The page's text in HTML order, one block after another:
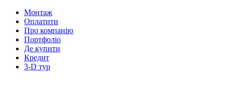
Монтаж
Оплатити
Про компанію
Портфоліо
Де купити
Кредит
3-D тур